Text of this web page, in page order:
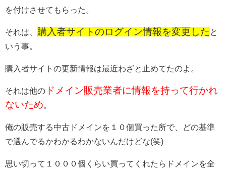
を付けさせてもらった。
それは、 購入者サイトのログイン情報を変更した と
いう事。
購入者サイトの更新情報は最近わざと止めてたのよ。
それは他の ドメイン販売業者に情報を持って行かれ
ないため
俺の販売する中古ドメインを１０個買った所で、どの基準
で選んでるかわかるわかないんだけどな(笑)
思い切って１０００個くらい買ってくれたらドメインを全